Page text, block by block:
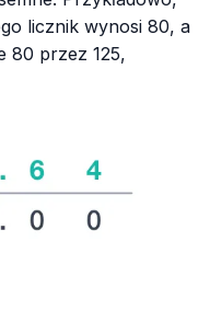
licznik wynosi 80, a
80 przez 125,